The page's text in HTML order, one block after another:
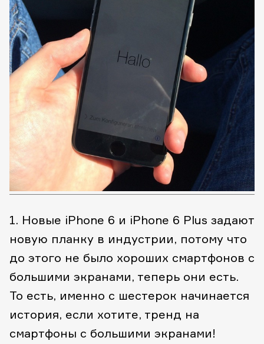
1. Новые iPhone 6 и iPhone 6 Plus задают
новую планку в индустрии, потому что
до этого не было хороших смартфонов с
большими экранами, теперь они есть.
То есть, именно с шестерок начинается
история, если хотите, тренд на
смартфоны с большими экранами!